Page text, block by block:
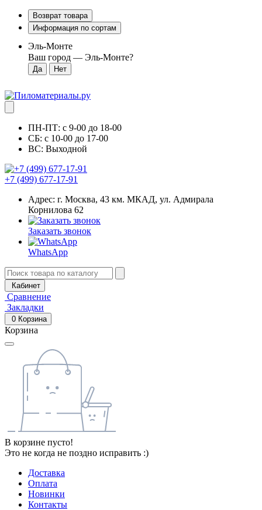
Возврат товара
Информация по сортам
Эль-Монте
Ваш город — Эль-Монте?
ПН-ПТ: с 9-00 до 18-00
СБ: с 10-00 до 17-00
ВС: Выходной
+7 (499) 677-17-91
Адрес: г. Москва, 43 км. МКАД, ул. Адмирала
Корнилова 62
Заказать звонок
WhatsApp
Кабинет
Сравнение
Закладки
0 Корзина
Корзина
В корзине пусто!
Это не когда не поздно исправить :)
Доставка
Оплата
Новинки
Контакты